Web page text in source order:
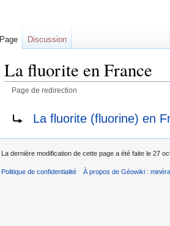
La fluorite en France
Page de redirection
Rediriger vers :La fluorite (fluorine) en
Page Discussion
La dernière modification de cette page a été faite le 27
Politique de confidentialité À propos de Géowiki :